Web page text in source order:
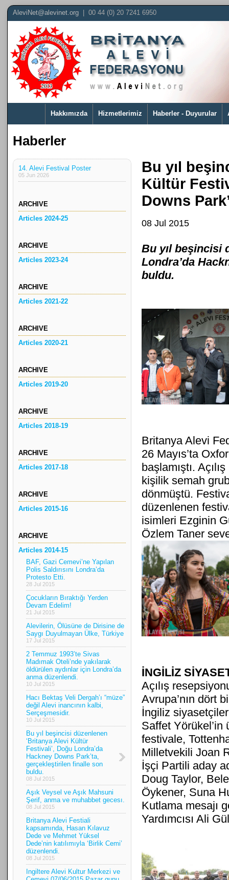
AleviNet@alevinet.org | 00 44 (0) 20 7241 6950
Hakkımızda Hizmetlerimiz Haberler - Duyurular
Haberler
14. Alevi Festival Poster
05 Jun 2026
ARCHIVE
Articles 2024-25
ARCHIVE
Articles 2023-24
ARCHIVE
Articles 2021-22
ARCHIVE
Articles 2020-21
ARCHIVE
Articles 2019-20
ARCHIVE
Articles 2018-19
ARCHIVE
Articles 2017-18
ARCHIVE
Articles 2015-16
ARCHIVE
Articles 2014-15
BAF, Gazi Cemevi’ne Yapılan
Polis Saldırısını Londra’da
Protesto Etti.
28 Jul 2015
Çocukların Bıraktığı Yerden
Devam Edelim!
21 Jul 2015
Alevilerin, Ölüsüne de Dirisine de
Saygı Duyulmayan Ülke, Türkiye
17 Jul 2015
2 Temmuz 1993’te Sivas
Madımak Oteli’nde yakılarak
öldürülen aydınlar için Londra’da
anma düzenlendi.
10 Jul 2015
Hacı Bektaş Veli Dergah’ı “müze”
değil Alevi inancının kalbi,
Serçeşmesidir.
10 Jul 2015
Bu yıl beşincisi düzenlenen
‘Britanya Alevi Kültür
Festivali’, Doğu Londra’da
Hackney Downs Park’ta,
gerçekleştirilen finalle son
buldu.
08 Jul 2015
Aşık Veysel ve Aşık Mahsuni
Şerif, anma ve muhabbet gecesı.
08 Jul 2015
Britanya Alevi Festiali
kapsamında, Hasan Kılavuz
Dede ve Mehmet Yüksel
Dede’nin katılımıyla ‘Birlik Cemi’
düzenlendi.
08 Jul 2015
Ingiltere Alevi Kultur Merkezi ve
Bu yıl
Kültür
Downs
08 Jul 2015
Bu yıl beşincisi
Londra’da
buldu.
Britanya Alevi
26 Mayıs’ta
başlamıştı.
kişilik semah
dönmüştü.
düzenlenen
isimleri Ezginin
Özlem Taner
İNGİLİZ
Açılış
Avrupa’nın dört
İngiliz
Saffet Yörükel’in
festivale,
Milletvekili Joan
İşçi Partili aday
Doug Taylor,
Öykener, Suna
Kutlama mesajı
Yardımcısı Ali